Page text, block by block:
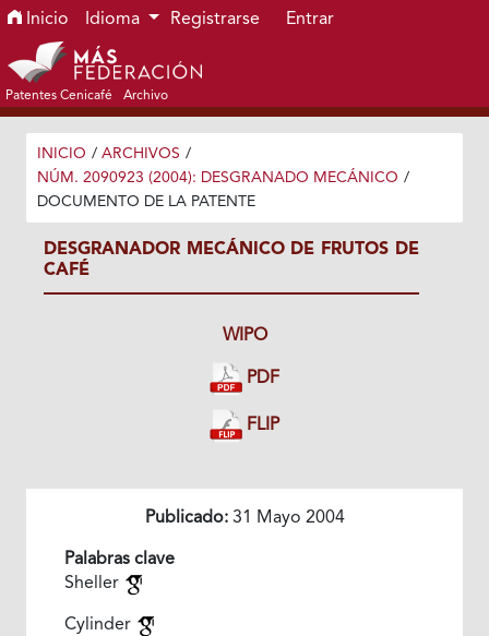
Ir al menú de navegación principal
Ir al contenido principal
Ir al pie de página del sitio
Inicio Idioma Registrarse Entrar
Patentes Cenicafé Archivo
INICIO / ARCHIVOS /
NÚM. 2090923 (2004): DESGRANADO MECÁNICO /
DOCUMENTO DE LA PATENTE
DESGRANADOR MECÁNICO DE FRUTOS DE
CAFÉ
WIPO
PDF
FLIP
Publicado:31 Mayo 2004
Palabras clave
Sheller
Cylinder